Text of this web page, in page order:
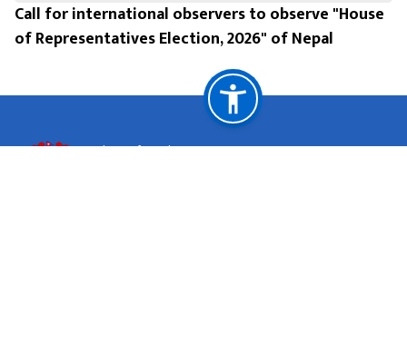
Call for international observers to observe "House
of Representatives Election, 2026" of Nepal
Embassy of Nepal, Yangon, Myanmar